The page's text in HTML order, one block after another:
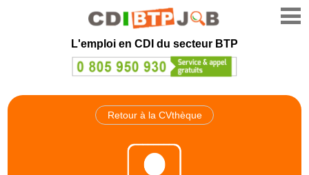
L'emploi en CDI du secteur BTP
Retour à la CVthèque